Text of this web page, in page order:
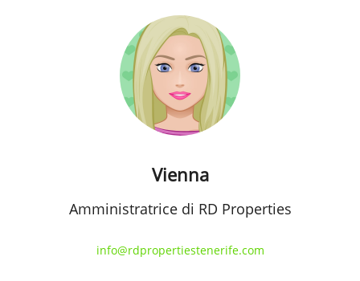
Vienna
Amministratrice di RD Properties
info@rdpropertiestenerife.com